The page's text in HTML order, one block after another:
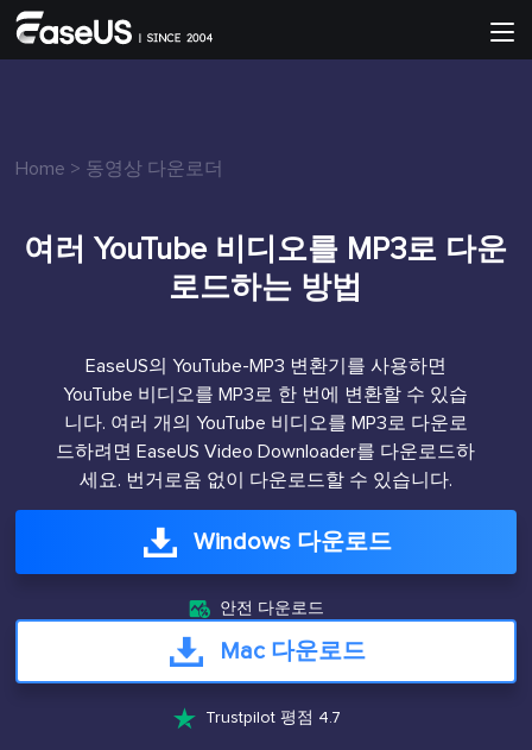
Home > 동영상 다운로더
여러 YouTube 비디오를 MP3로 다운
로드하는 방법
EaseUS의 YouTube-MP3 변환기를 사용하면
YouTube 비디오를 MP3로 한 번에 변환할 수 있습
니다. 여러 개의 YouTube 비디오를 MP3로 다운로
드하려면 EaseUS Video Downloader를 다운로드하
세요. 번거로움 없이 다운로드할 수 있습니다.
Windows 다운로드
 안전 다운로드
Mac 다운로드
 Trustpilot 평점 4.7